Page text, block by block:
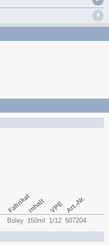
FabrikatInhalt VPE Art.-Nr.
Boley 150ml 1/12 507204